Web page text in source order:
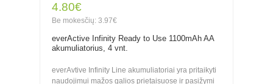
4.80€
Be mokesčių: 3.97€
everActive Infinity Ready to Use 1100mAh AA
akumuliatorius, 4 vnt.
everAvtive Infinity Line akumuliatoriai yra pritaikyti
naudojimui mažos galios prietaisuose ir pasižymi